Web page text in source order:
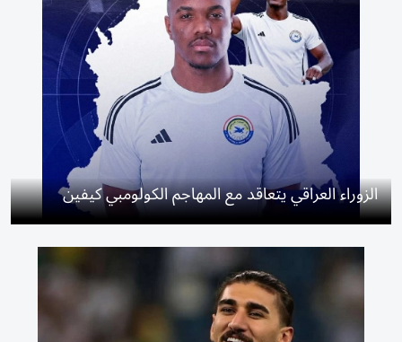
الزوراء العراقي يتعاقد مع المهاجم الكولومبي كيفين